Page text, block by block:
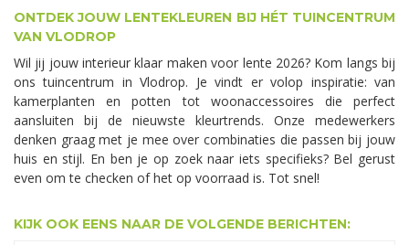
ONTDEK JOUW LENTEKLEUREN BIJ HÉT TUINCENTRUM
VAN VLODROP
Wil jij jouw interieur klaar maken voor lente 2026? Kom langs bij
ons tuincentrum in Vlodrop. Je vindt er volop inspiratie: van
kamerplanten en potten tot woonaccessoires die perfect
aansluiten bij de nieuwste kleurtrends. Onze medewerkers
denken graag met je mee over combinaties die passen bij jouw
huis en stijl. En ben je op zoek naar iets specifieks? Bel gerust
even om te checken of het op voorraad is. Tot snel!
KIJK OOK EENS NAAR DE VOLGENDE BERICHTEN: